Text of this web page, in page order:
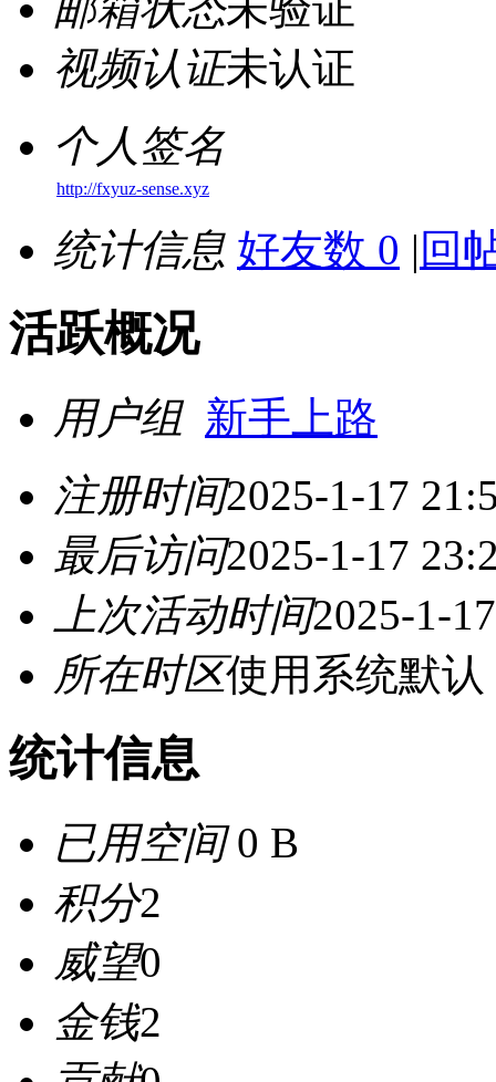
视频认证未认证
个人签名
http://fxyuz-sense.xyz
统计信息 好友数 0 | 回
活跃概况
用户组 新手上路
注册时间2025-1-17
最后访问2025-1-17
上次活动时间2025-1-
所在时区使用系统默认
统计信息
已用空间0 B
积分2
威望0
金钱2